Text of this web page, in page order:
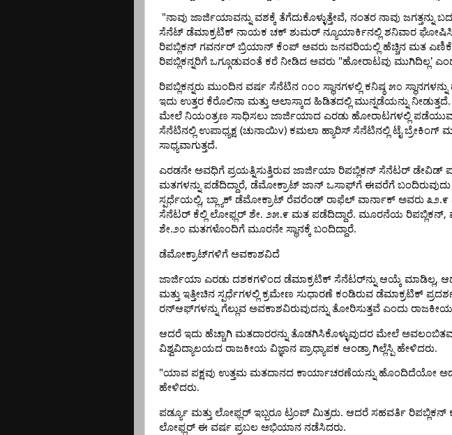
"ನಾವು ಜಾರ್ಜಿಯಾವನ್ನು ವಶಕ್ಕೆ ತೆಗೆದುಕೊಳ್ಳುತ್ತೇವೆ, ನಂತರ ನಾವು ಜಗತ್ತನ್ನು
ಸೆನೆಟ್ ಡೆಮಾಕ್ರಟಿಕ್ ನಾಯಕ ಚಕ್ ಶುಮರ್ ನ್ಯೂಯಾರ್ಕಿನಲ್ಲಿ ಶನಿವಾರ
ರಿಪಬ್ಲಿಕನ್ ಗವರ್ನರ್ ಬ್ರಿಯಾನ್ ಕೆಂಪ್ ಅವರು ಜನವರಿಯಲ್ಲಿ ಹೆಚ್ಚಿನ ಮತ
ರಿಪಬ್ಲಿಕನ್ನರಿಗೆ ಒಗ್ಗೂಡುವಂತೆ ಕರೆ ನೀಡಿದ ಅವರು "ಹೋರಾಟವು ಮುಗಿದಿಲ್ಲ’
ರಿಪಬ್ಲಿಕನ್ನರು ಮುಂದಿನ ವರ್ಷ ಸೆನೆಟಿನ ೧೦೦ ಸ್ಥಾನಗಳಲ್ಲಿ ಕನಿಷ್ಠ ೫೦ ಸ್ಥಾನಗಳನ್ನು
ಇದು ಉತ್ತರ ಕೆರೊಲಿನಾ ಮತ್ತು ಅಲಾಸ್ಕಾದ ಹಿಡಿತದಲ್ಲಿ ಮುನ್ನಡೆಯನ್ನು ನೀಡುತ್ತದೆ.
ಮೇಲೆ ನಿಯಂತ್ರಣ ಸಾಧಿಸಲು ಜಾರ್ಜಿಯಾದ ಎರಡು ಹೋರಾಟಗಳಲ್ಲಿ
ಸೆನೆಟಿನಲ್ಲಿ ಉಪಾಧ್ಯಕ್ಷ (ಚುನಾಯಿv) ಕಮಲಾ ಹ್ಯಾರಿಸ್ ಸೆನೆಟಿನಲ್ಲಿ ಟೈ ಬ್ರೇಕಿಂಗ್
ಸಾಧ್ಯವಾಗುತ್ತದೆ.
ಎರಡನೇ ಅವಧಿಗೆ ಪ್ರಯತ್ನಿಸುತ್ತಿರುವ ಜಾರ್ಜಿಯಾ ರಿಪಬ್ಲಿಕನ್ ಸೆನೆಟರ್ ಡೇವಿಡ್
ಮತಗಳನ್ನು ಪಡೆದಿದ್ದಾರೆ, ಡೆಮೋಕ್ರಾಟ್ ಜಾನ್ ಒಸಾಫ್‌ಗೆ ಈವರೆಗೆ ಬಂದಿರುವುದು
ಸ್ಪರ್ಧೆಯಲ್ಲಿ, ಬ್ಲ್ಯಾಕ್ ಡೆಮೋಕ್ರಾಟ್ ರೆವರೆಂಡ್ ರಾಫೆಲ್ ವಾರ್ನಾಕ್ ಅವರು ೩೨.೯
ಸೆನೆಟರ್ ಕೆಲ್ಲಿ ಲೋಫ್ಲರ್ ಶೇ. ೨೫.೯ ಮತ ಪಡೆದಿದ್ದಾರೆ. ಮೂರನೆಯ ರಿಪಬ್ಲಿಕನ್,
ಶೇ.೨೦ ಮತಗಳೊಂದಿಗೆ ಮೂರನೇ ಸ್ಥಾನಕ್ಕೆ ಬಂದಿದ್ದಾರೆ.
ಡೆಮೋಕ್ರಾಟ್‌ಗಳಿಗೆ ಅವಕಾಶವಿದೆ
ಜಾರ್ಜಿಯಾ ಎರಡು ದಶಕಗಳಿಂದ ಡೆಮಾಕ್ರಟಿಕ್ ಸೆನೆಟರ್‌ನ್ನು ಆಯ್ಕೆ ಮಾಡಿಲ್ಲ,
ಮತ್ತು ಇತ್ತೀಚಿನ ಸ್ಪರ್ಧೆಗಳಲ್ಲಿ ಕ್ರಮೇಣ ಸುಧಾರಣೆ ಕಂಡಿರುವ ಡೆಮಾಕ್ರಟಿಕ್
ರನ್‌ಆಫ್‌ಗಳನ್ನು ಗೆಲ್ಲುವ ಅವಕಾಶವಿರುವುದನ್ನು ತೋರಿಸುತ್ತವೆ ಎಂದು ರಾಜಕೀಯ
ಆದರೆ ಇದು ಹೆಚ್ಚಾಗಿ ಮತದಾರರನ್ನು ತೊಡಗಿಸಿಕೊಳ್ಳುವುದರ ಮೇಲೆ
ವಿಶ್ವವಿದ್ಯಾಲಯದ ರಾಜಕೀಯ ವಿಜ್ಞಾನ ಪ್ರಾಧ್ಯಾಪಕ ಆಂಡ್ರಾ ಗಿಲ್ಲೆಸ್ಪಿ ಹೇಳಿದರು.
"ಯಾವ ಪಕ್ಷವು ಉತ್ತಮ ಮತದಾನದ ಕಾರ್ಯಾಚರಣೆಯನ್ನು ಹೊಂದಿದೆಯೋ
ಹೇಳಿದರು.
ಪರ್ಡ್ಯೂ ಮತ್ತು ಲೋಫ್ಲರ್ ಇಬ್ಬರೂ ಟ್ರಂಪ್ ಮಿತ್ರರು. ಆದರೆ ಸಹವರ್ತಿ ರಿಪಬ್ಲಿಕನ್
ಲೋಫ್ಲರ್ ಈ ವರ್ಷ ಪ್ರಬಲ ಅಭಿಯಾನ ನಡೆಸಿದರು.